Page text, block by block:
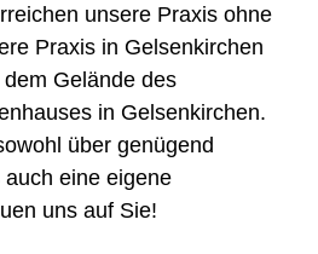
unsere Praxis ohne
Praxis in Gelsenkirchen
Gelände des
in Gelsenkirchen.
über genügend
eine eigene
uns auf Sie!